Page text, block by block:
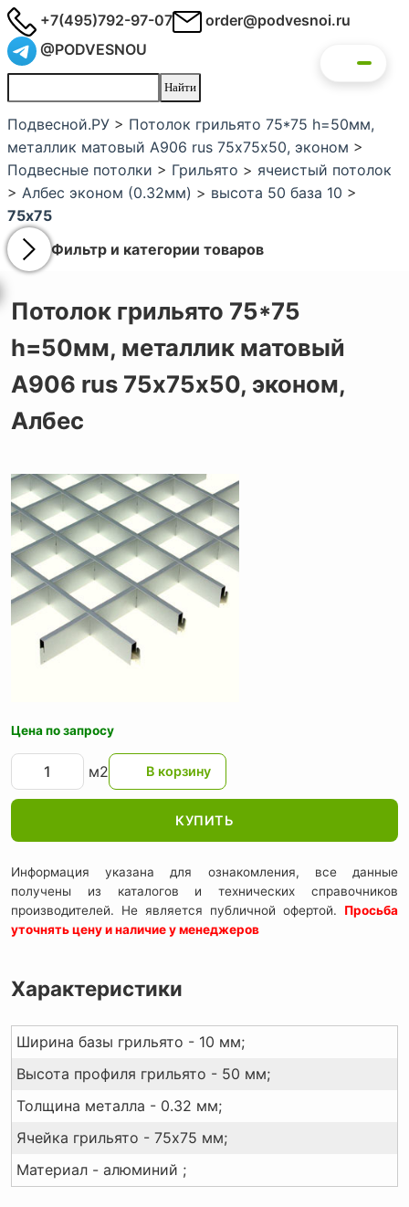
+7(495)792-97-07
order@podvesnoi.ru
@PODVESNOU
Подвесной.РУ > Потолок грильято 75*75 h=50мм,
металлик матовый А906 rus 75х75х50, эконом >
Подвесные потолки > Грильято > ячеистый потолок
> Албес эконом (0.32мм) > высота 50 база 10 >
75x75
Фильтр и категории товаров
Потолок грильято 75*75
h=50мм, металлик матовый
А906 rus 75х75х50, эконом,
Албес
Цена по запросу
м2
КУПИТЬ
Информация указана для ознакомления, все данные
получены из каталогов и технических справочников
производителей. Не является публичной офертой. Просьба
уточнять цену и наличие у менеджеров
Характеристики
Ширина базы грильято - 10 мм;
Высота профиля грильято - 50 мм;
Толщина металла - 0.32 мм;
Ячейка грильято - 75x75 мм;
Материал - алюминий ;